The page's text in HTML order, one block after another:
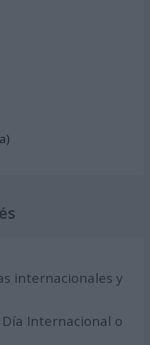
internacionales y
Internacional o